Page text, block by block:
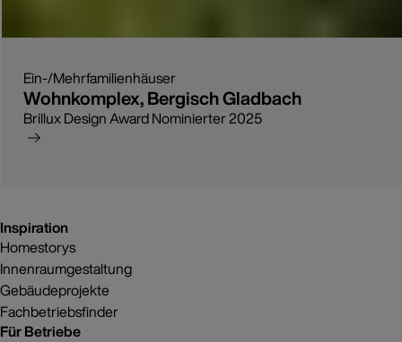
Ein-/Mehrfamilienhäuser
Wohnkomplex, Bergisch Gladbach
Brillux Design Award Nominierter 2025
Inspiration
Homestorys
Innenraumgestaltung
Gebäudeprojekte
Fachbetriebsfinder
Für Betriebe